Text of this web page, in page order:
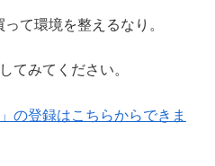
て環境を整えるなり。
てみてください。
の登録はこちらからできま